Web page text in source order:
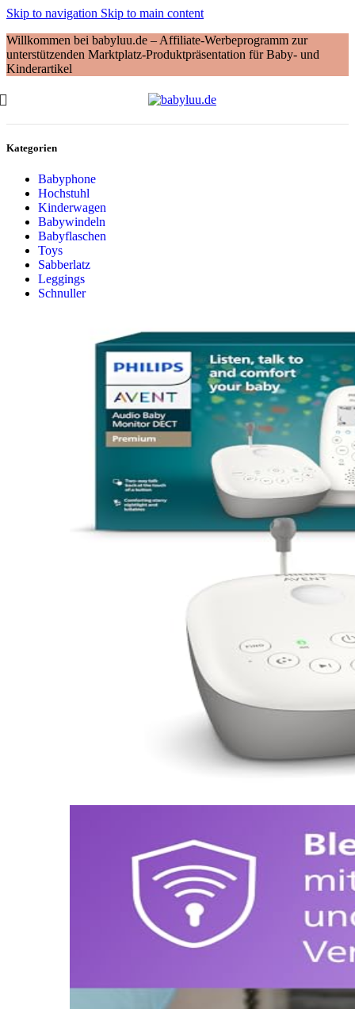
Skip to navigation Skip to main content
Willkommen bei babyluu.de – Affiliate-Werbeprogramm zur
unterstützenden Marktplatz-Produktpräsentation für Baby- und
Kinderartikel
Kategorien
Babyphone
Hochstuhl
Kinderwagen
Babywindeln
Babyflaschen
Toys
Sabberlatz
Leggings
Schnuller